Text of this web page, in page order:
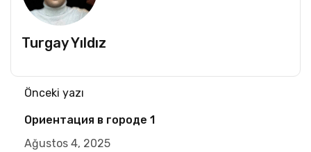
Turgay Yıldız
Önceki yazı
Ориентация в городе 1
Ağustos 4, 2025